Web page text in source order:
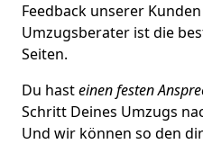
Feedback unserer
Umzugsberater ist die
Seiten.
Du hasteinen festen
Schritt Deines Umzugs
Und wir können so den